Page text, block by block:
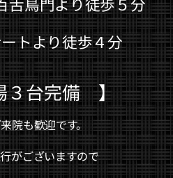
トより徒歩４分
台完備 】
院も歓迎です。
がございますので